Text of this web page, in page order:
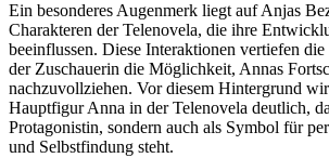
Ein besonderes Augenmerk liegt auf Anjas
Charakteren der Telenovela, die ihre
beeinflussen. Diese Interaktionen vertiefen
der Zuschauerin die Möglichkeit, Annas
nachzuvollziehen. Vor diesem Hintergrund
Hauptfigur Anna in der Telenovela deutlich,
Protagonistin, sondern auch als Symbol für
und Selbstfindung steht.